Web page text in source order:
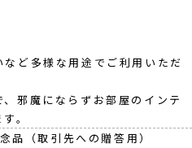
ど多様な用途でご利用いただ
邪魔にならずお部屋のインテ
。
品（取引先への贈答用）